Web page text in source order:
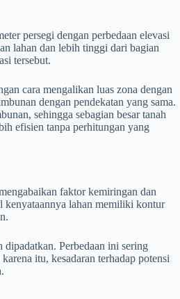
persegi dengan perbedaan elevasi
lahan dan lebih tinggi dari bagian
tersebut.
cara mengalikan luas zona dengan
dengan pendekatan yang sama.
sehingga sebagian besar tanah
efisien tanpa perhitungan yang
faktor kemiringan dan
kenyataannya lahan memiliki kontur
dipadatkan. Perbedaan ini sering
itu, kesadaran terhadap potensi